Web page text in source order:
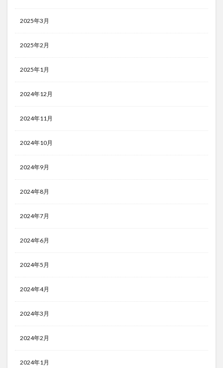
2025年3月
2025年2月
2025年1月
2024年12月
2024年11月
2024年10月
2024年9月
2024年8月
2024年7月
2024年6月
2024年5月
2024年4月
2024年3月
2024年2月
2024年1月